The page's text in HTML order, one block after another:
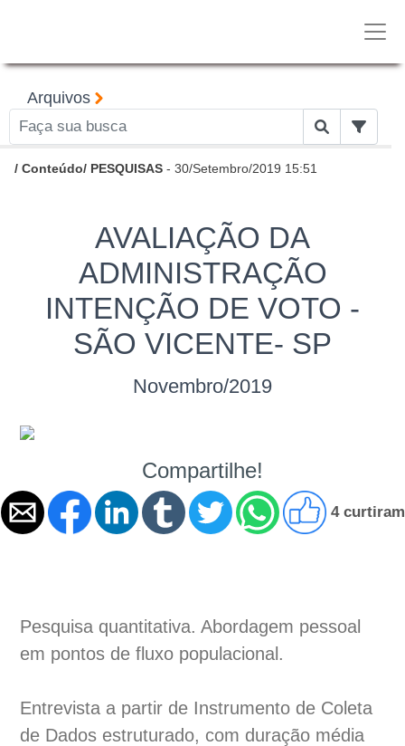
Arquivos
/ Conteúdo/ PESQUISAS - 30/Setembro/2019 15:51
AVALIAÇÃO DA
ADMINISTRAÇÃO
INTENÇÃO DE VOTO -
SÃO VICENTE- SP
Novembro/2019
Compartilhe!
4 curtiram
Pesquisa quantitativa. Abordagem pessoal
em pontos de fluxo populacional.
Entrevista a partir de Instrumento de Coleta
de Dados estruturado, com duração média